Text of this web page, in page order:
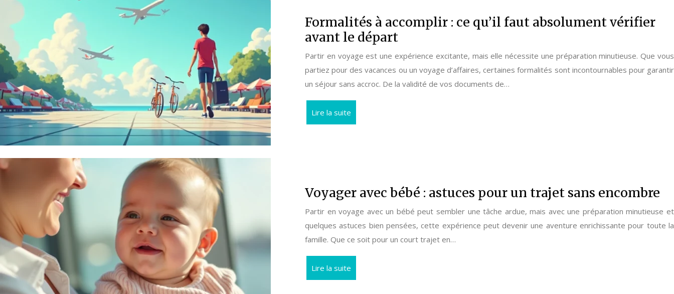
Formalités à accomplir : ce qu’il faut absolument vérifier
avant le départ
Partir en voyage est une expérience excitante, mais elle nécessite une préparation minutieuse. Que vous
partiez pour des vacances ou un voyage d’affaires, certaines formalités sont incontournables pour garantir
un séjour sans accroc. De la validité de vos documents de…
Lire la suite
Voyager avec bébé : astuces pour un trajet sans encombre
Partir en voyage avec un bébé peut sembler une tâche ardue, mais avec une préparation minutieuse et
quelques astuces bien pensées, cette expérience peut devenir une aventure enrichissante pour toute la
famille. Que ce soit pour un court trajet en…
Lire la suite